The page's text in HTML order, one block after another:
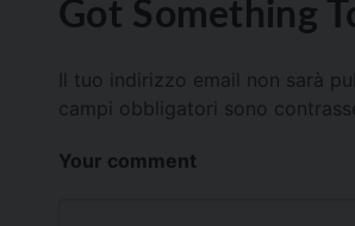
Got Something
Il tuo indirizzo email non sarà
campi obbligatori sono
Your comment